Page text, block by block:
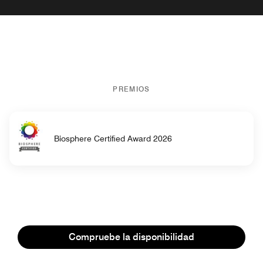
Compruebe la disponibilidad
PREMIOS
Biosphere Certified Award 2026
DETALLES DEL HOTEL
Información sobre el hotel